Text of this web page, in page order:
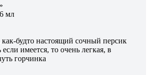
мл
будто настоящий сочный персик
имеется, то очень легкая, в
горчинка